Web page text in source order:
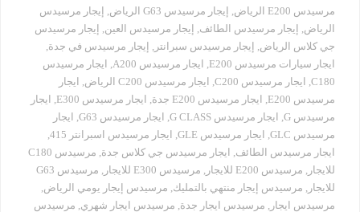
مرسيدس E200 الرياض
إيجار مرسيدس G63 الرياض
إيجار مرسيدس
الرياض إيجار مرسيدس الطائف إيجار مرسيدس العين إيجار مرسيدس
جي كلاس الرياض إيجار مرسيدس سبرانتر إيجار مرسيدس في جدة
ايجار سيارات مرسيدس E200
ايجار مرسيدس A200
ايجار مرسيدس
C180 ايجار مرسيدس C200 ايجار مرسيدس C200 الرياض
ايجار
مرسيدس E200
ايجار مرسيدس E200 جدة ايجار مرسيدس E300
ايجار
مرسيدس G
ايجار مرسيدس G CLASS ايجار مرسيدس G63
ايجار
مرسيدس GLC
ايجار مرسيدس GLE ايجار مرسيدس اسبرانتر 415
ايجار مرسيدس الطائف ايجار مرسيدس جي كلاس جدة
مرسيدس C180
للايجار
مرسيدس E200 للايجار مرسيدس E300 للايجار
مرسيدس G63
للايجار
مرسيدس إيجار منتهي بالتمليك مرسيدس إيجار يومي الرياض
مرسيدس ايجار
مرسيدس ايجار جدة مرسيدس ايجار شهري مرسيدس